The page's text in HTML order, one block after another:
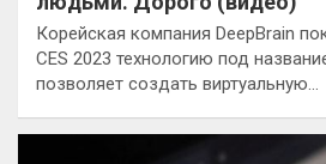
Корейская компания DeepBrain
CES 2023 технологию под
позволяет создать виртуальную…